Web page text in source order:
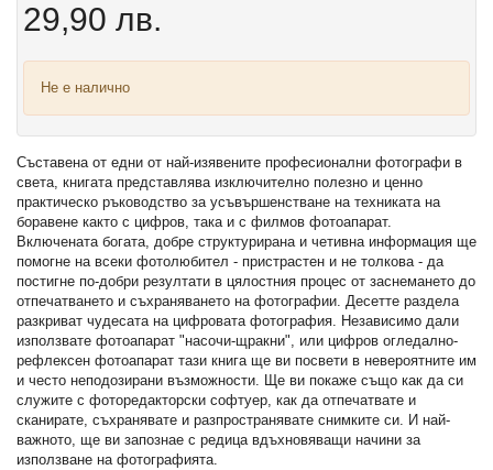
29,90 лв.
Не е налично
Съставена от едни от най-изявените професионални фотографи в
света, книгата представлява изключително полезно и ценно
практическо ръководство за усъвършенстване на техниката на
боравене както с цифров, така и с филмов фотоапарат.
Включената богата, добре структурирана и четивна информация ще
помогне на всеки фотолюбител - пристрастен и не толкова - да
постигне по-добри резултати в цялостния процес от заснемането до
отпечатването и съхраняването на фотографии. Десетте раздела
разкриват чудесата на цифровата фотография. Независимо дали
използвате фотоапарат "насочи-щракни", или цифров огледално-
рефлексен фотоапарат тази книга ще ви посвети в невероятните им
и често неподозирани възможности. Ще ви покаже също как да си
служите с фоторедакторски софтуер, как да отпечатвате и
сканирате, съхранявате и разпространявате снимките си. И най-
важното, ще ви запознае с редица вдъхновяващи начини за
използване на фотографията.